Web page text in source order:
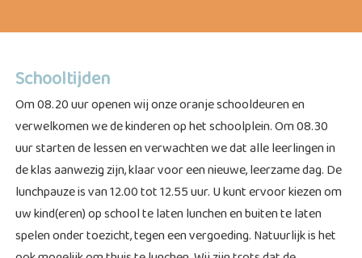
Schooltijden
Om 08.20 uur openen wij onze oranje schooldeuren en
verwelkomen we de kinderen op het schoolplein. Om 08.30
uur starten de lessen en verwachten we dat alle leerlingen in
de klas aanwezig zijn, klaar voor een nieuwe, leerzame dag. De
lunchpauze is van 12.00 tot 12.55 uur. U kunt ervoor kiezen om
uw kind(eren) op school te laten lunchen en buiten te laten
spelen onder toezicht, tegen een vergoeding. Natuurlijk is het